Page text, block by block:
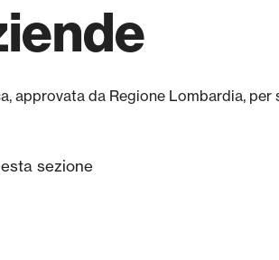
approvata da Regione Lombardia,
sezione